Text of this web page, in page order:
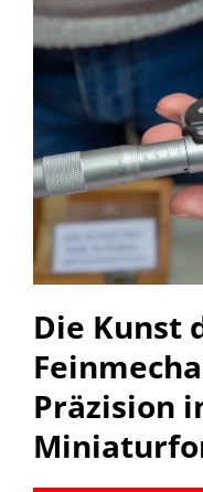
Die Kunst
Präzision